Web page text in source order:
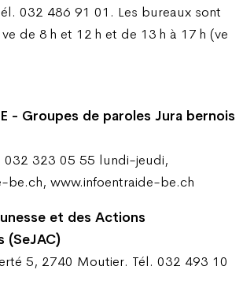
032 486 91 01. Les bureaux sont
de 8 h et 12 h et de 13 h à 17 h (ve
- Groupes de paroles Jura bernois
032 323 05 55 lundi-jeudi,
be.ch, www.infoentraide-be.ch
et des Actions
(SeJAC)
5, 2740 Moutier. Tél. 032 493 10